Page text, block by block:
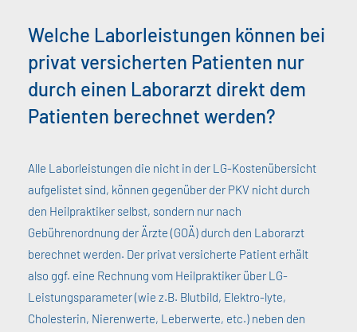
Welche Laborleistungen können bei
privat versicherten Patienten nur
durch einen Laborarzt direkt dem
Patienten berechnet werden?
Alle Laborleistungen die nicht in der LG-Kostenübersicht
aufgelistet sind, können gegenüber der PKV nicht durch
den Heilpraktiker selbst, sondern nur nach
Gebührenordnung der Ärzte (GOÄ) durch den Laborarzt
berechnet werden. Der privat versicherte Patient erhält
also ggf. eine Rechnung vom Heilpraktiker über LG-
Leistungsparameter (wie z.B. Blutbild, Elektro-lyte,
Cholesterin, Nierenwerte, Leberwerte, etc.) neben den